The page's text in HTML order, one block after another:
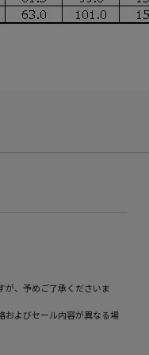
が、予めご了承くださいま
およびセール内容が異なる場